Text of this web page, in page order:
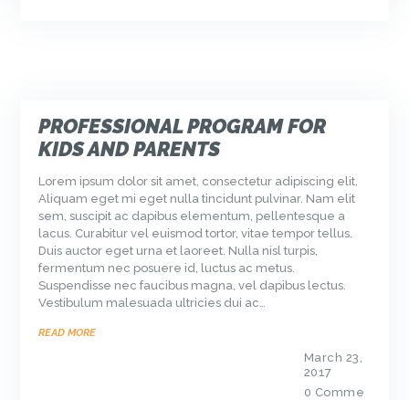
PROFESSIONAL PROGRAM FOR
KIDS AND PARENTS
Lorem ipsum dolor sit amet, consectetur adipiscing elit.
Aliquam eget mi eget nulla tincidunt pulvinar. Nam elit
sem, suscipit ac dapibus elementum, pellentesque a
lacus. Curabitur vel euismod tortor, vitae tempor tellus.
Duis auctor eget urna et laoreet. Nulla nisl turpis,
fermentum nec posuere id, luctus ac metus.
Suspendisse nec faucibus magna, vel dapibus lectus.
Vestibulum malesuada ultricies dui ac…
READ MORE
March 23,
2017
0 Comme